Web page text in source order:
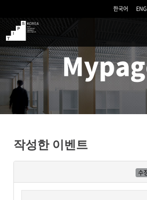
한국어
TIPS
작성한 이벤트
수